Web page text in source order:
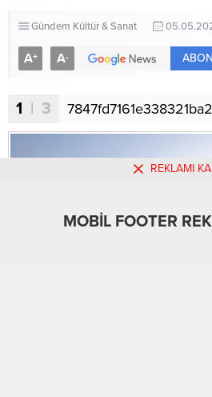
Gündem Kültür & Sanat
A+ A-
1 | 3 7847fd7161e338321ba2
REKLAMI
MOBİL FOOTER